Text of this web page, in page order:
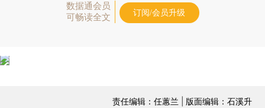
数据通会员
可畅读全文
订阅/会员升级
责任编辑：任蕙兰 | 版面编辑：石溪升